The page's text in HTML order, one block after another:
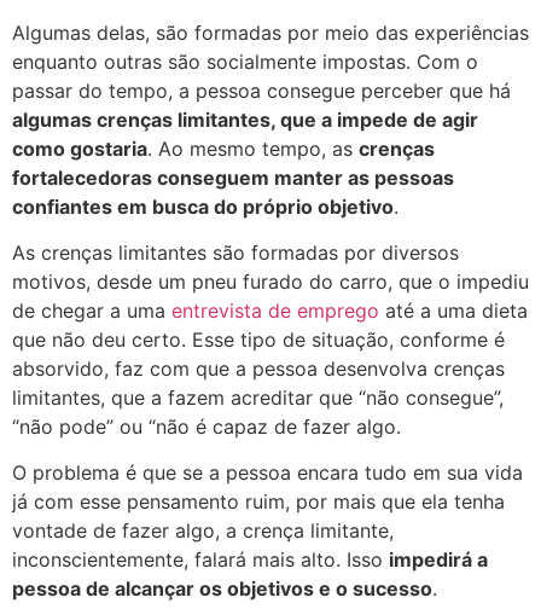
Algumas delas, são formadas por meio das experiências
enquanto outras são socialmente impostas. Com o
passar do tempo, a pessoa consegue perceber que há
algumas crenças limitantes, que a impede de agir
como gostaria. Ao mesmo tempo, as crenças
fortalecedoras conseguem manter as pessoas
confiantes em busca do próprio objetivo.
As crenças limitantes são formadas por diversos
motivos, desde um pneu furado do carro, que o impediu
de chegar a uma entrevista de emprego até a uma dieta
que não deu certo. Esse tipo de situação, conforme é
absorvido, faz com que a pessoa desenvolva crenças
limitantes, que a fazem acreditar que “não consegue”,
“não pode” ou “não é capaz de fazer algo.
O problema é que se a pessoa encara tudo em sua vida
já com esse pensamento ruim, por mais que ela tenha
vontade de fazer algo, a crença limitante,
inconscientemente, falará mais alto. Isso impedirá a
pessoa de alcançar os objetivos e o sucesso.